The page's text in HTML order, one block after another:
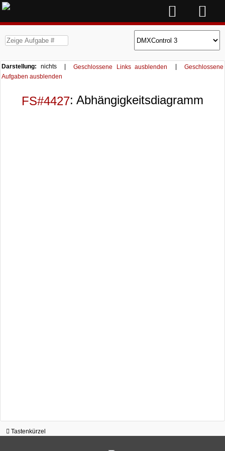
Darstellung: nichts |Geschlossene Links ausblenden |Geschlossene
Aufgaben ausblenden
FS#4427: Abhängigkeitsdiagramm
Tastenkürzel